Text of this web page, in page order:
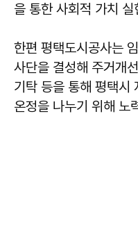
을 통한 사회적 가치
한편 평택도시공사는
사단을 결성해 주거개
기탁 등을 통해 평택시
온정을 나누기 위해 노